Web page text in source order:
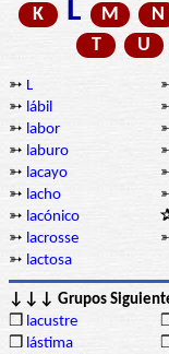
K
L M N
T
U
➳ L
➳ lábil
➳ labor
➳ laburo
➳ lacayo
➳ lacho
➳ lacónico
➳ lacrosse
➳ lactosa
↓↓↓ Grupos
❒ lacustre
❒ lástima